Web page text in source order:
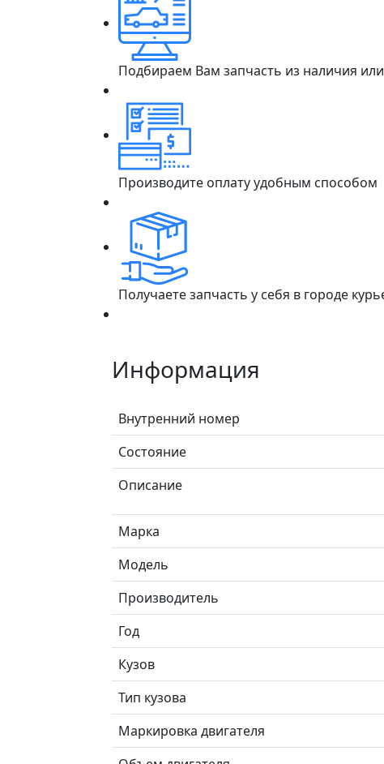
Подбираем Вам запчасть из наличия
Производите оплату удобным способом
Получаете запчасть у себя в городе
Информация
Внутренний номер
Состояние
Описание
Марка
Модель
Производитель
Год
Кузов
Тип кузова
Маркировка двигателя